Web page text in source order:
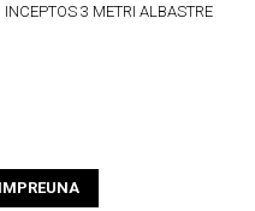
INCEPTOS 3 METRI ALBASTRE